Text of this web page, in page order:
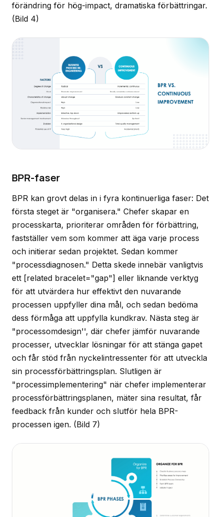
förändring för hög-impact, dramatiska förbättringar.
(Bild 4)
BPR-faser
BPR kan grovt delas in i fyra kontinuerliga faser: Det
första steget är "organisera." Chefer skapar en
processkarta, prioriterar områden för förbättring,
fastställer vem som kommer att äga varje process
och initierar sedan projektet. Sedan kommer
"processdiagnosen." Detta skede innebär vanligtvis
ett [related bracelet="gap"] eller liknande verktyg
för att utvärdera hur effektivt den nuvarande
processen uppfyller dina mål, och sedan bedöma
dess förmåga att uppfylla kundkrav. Nästa steg är
"processomdesign'', där chefer jämför nuvarande
processer, utvecklar lösningar för att stänga gapet
och får stöd från nyckelintressenter för att utveckla
sin processförbättringsplan. Slutligen är
"processimplementering" när chefer implementerar
processförbättringsplanen, mäter sina resultat, får
feedback från kunder och slutför hela BPR-
processen igen. (Bild 7)